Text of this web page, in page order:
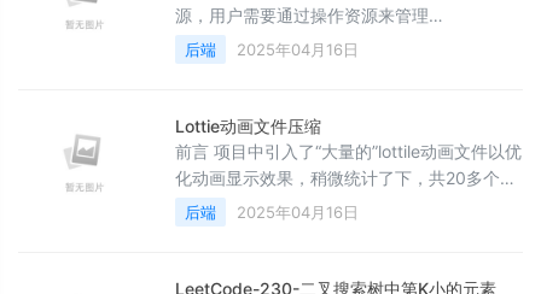
模块走向业务场景&#xff0
源，用户需要通过操作资源来管理
kubernetes。 kubernetes的本质上就是一
个集群系统，用户可以在集群中部署各种服
集群中运行一个个的容器，并将指定的程序跑
在容器中。 kubernetes的最小管理单元是
pod而不是容器，所以只能将容器放在Pod
中，而kubernete
后端 2025年04月16日
Lottie动画文件压缩
前言 项目中引入了“大量的”lottile动画文件以优
化动画显示效果，稍微统计了下，共20多个，
小的几十k，大的1.33M，总大小超过8M，
apk包体积急速膨胀。 使用的lottie文件统
要，引入了大量的Lottie动图，以优化显示效
后端 2025年04月16日
LeetCode-230-二叉搜索树中第K小的元素